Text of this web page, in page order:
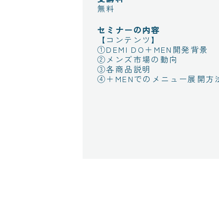
無料
セミナーの内容
【コンテンツ】
①DEMI DO＋MEN開発背景
②メンズ市場の動向
③各商品説明
④＋MENでのメニュー展開方